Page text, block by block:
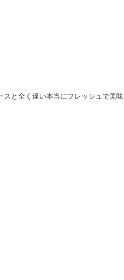
スと全く違い本当にフレッシュで美味